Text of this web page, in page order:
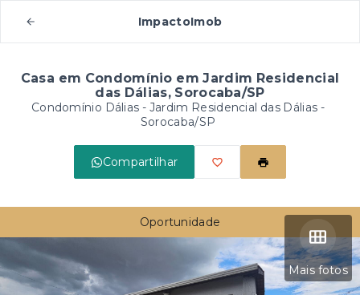
ImpactoImob
Casa em Condomínio em Jardim Residencial
das Dálias, Sorocaba/SP
Condomínio Dálias - Jardim Residencial das Dálias -
Sorocaba/SP
Compartilhar
Mais fotos
Oportunidade